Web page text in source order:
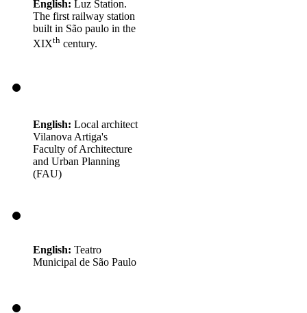
English: Luz Station.
The first railway station
built in São paulo in the
XIXth century.
English: Local architect
Vilanova Artiga's
Faculty of Architecture
and Urban Planning
(FAU)
English: Teatro
Municipal de São Paulo